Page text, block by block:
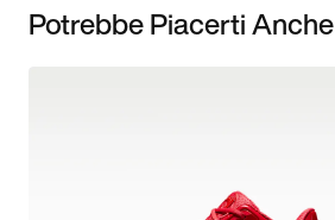
Potrebbe Piacerti Anche